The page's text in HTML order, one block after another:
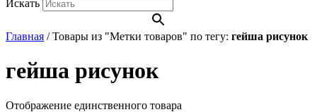
Искать
Главная /Товары из "Метки товаров" по тегу: гейша рисунок
гейша рисунок
Отображение единственного товара